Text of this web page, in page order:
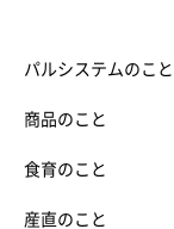
パルシステムのこと
商品のこと
食育のこと
産直のこと